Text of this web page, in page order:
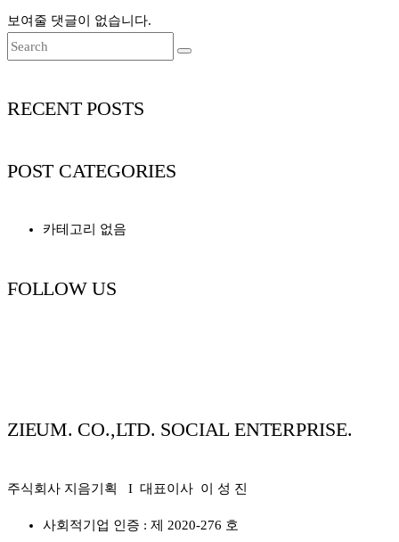
보여줄 댓글이 없습니다.
RECENT POSTS
POST CATEGORIES
카테고리 없음
FOLLOW US
ZIEUM. CO.,LTD. SOCIAL ENTERPRISE.
주식회사 지음기획 I 대표이사 이 성 진
사회적기업 인증 : 제 2020-276 호